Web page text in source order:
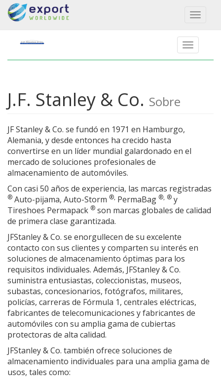
Toggle
J.F. Stanley & Co. Sobre
JF Stanley & Co. se fundó en 1971 en Hamburgo,
Alemania, y desde entonces ha crecido hasta
convertirse en un líder mundial galardonado en el
mercado de soluciones profesionales de
almacenamiento de automóviles.
Con casi 50 años de experiencia, las marcas registradas
® Auto-pijama, Auto-Storm ®, PermaBag ®, ® y
Tireshoes Permapack ® son marcas globales de calidad
de primera clase garantizada.
JFStanley & Co. se enorgullecen de su excelente
contacto con sus clientes y comparten su interés en
soluciones de almacenamiento óptimas para los
requisitos individuales. Además, JFStanley & Co.
suministra entusiastas, coleccionistas, museos,
subastas, concesionarios, fotógrafos, militares,
policías, carreras de Fórmula 1, centrales eléctricas,
fabricantes de telecomunicaciones y fabricantes de
automóviles con su amplia gama de cubiertas
protectoras de alta calidad.
JFStanley & Co. también ofrece soluciones de
almacenamiento individuales para una amplia gama de
usos, tales como: